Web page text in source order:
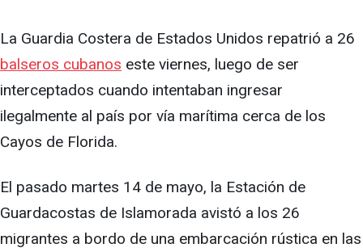
La Guardia Costera de Estados Unidos repatrió a 26
balseros cubanos este viernes, luego de ser
interceptados cuando intentaban ingresar
ilegalmente al país por vía marítima cerca de los
Cayos de Florida.
El pasado martes 14 de mayo, la Estación de
Guardacostas de Islamorada avistó a los 26
migrantes a bordo de una embarcación rústica en las